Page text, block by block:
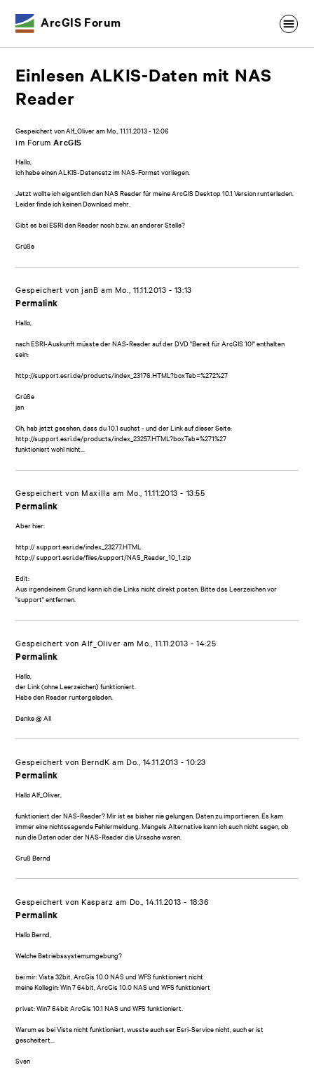
ArcGIS Forum
Einlesen ALKIS-Daten mit NAS
Reader
Gespeichert vonAlf_OliveramMo., 11.11.2013 - 12:06
im ForumArcGIS
Hallo,
ich habe einen ALKIS-Datensatz im NAS-Format vorliegen.
Jetzt wollte ich eigentlich den NAS Reader für meine ArcGIS Desktop 10.1 Version runterladen.
Leider finde ich keinen Download mehr.
Gibt es bei ESRI den Reader noch bzw. an anderer Stelle?
Grüße
Gespeichert vonjanB am Mo., 11.11.2013 - 13:13
Permalink
Hallo,
nach ESRI-Auskunft müsste der NAS-Reader auf der DVD "Bereit für ArcGIS 10!" enthalten
sein:
http://support.esri.de/products/index_23176.HTML?boxTab=%272%27
Grüße
jan
Oh, hab jetzt gesehen, dass du 10.1 suchst - und der Link auf dieser Seite:
http://support.esri.de/products/index_23257.HTML?boxTab=%271%27
funktioniert wohl nicht...
Gespeichert von Maxilla am Mo., 11.11.2013 - 13:55
Permalink
Aber hier:
http:// support.esri.de/index_23277.HTML
http:// support.esri.de/files/support/NAS_Reader_10_1.zip
Edit:
Aus irgendeinem Grund kann ich die Links nicht direkt posten. Bitte das Leerzeichen vor
"support" entfernen.
Gespeichert vonAlf_Oliver am Mo., 11.11.2013 - 14:25
Permalink
Hallo,
der Link (ohne Leerzeichen) funktioniert.
Habe den Reader runtergeladen.
Danke @ All
Gespeichert von BerndK am Do., 14.11.2013 - 10:23
Permalink
Hallo Alf_Oliver,
funktioniert der NAS-Reader? Mir ist es bisher nie gelungen, Daten zu importieren. Es kam
immer eine nichtssagende Fehlermeldung. Mangels Alternative kann ich auch nicht sagen, ob
nun die Daten oder der NAS-Reader die Ursache waren.
Gruß Bernd
Gespeichert von Kasparz am Do., 14.11.2013 - 18:36
Permalink
Hallo Bernd,
Welche Betriebssystemumgebung?
bei mir: Vista 32bit, ArcGis 10.0 NAS und WFS funktioniert nicht
meine Kollegin: Win 7 64bit, ArcGis 10.0 NAS und WFS funktioniert
privat: Win7 64bit ArcGis 10.1 NAS und WFS funktioniert.
Warum es bei Vista nicht funktioniert, wusste auch ser Esri-Service nicht, auch er ist
gescheitert...
Sven